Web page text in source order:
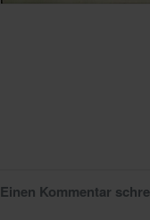
Einen Kommentar